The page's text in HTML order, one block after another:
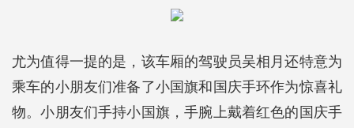
尤为值得一提的是，该车厢的驾驶员吴相月还特意为
乘车的小朋友们准备了小国旗和国庆手环作为惊喜礼
物。小朋友们手持小国旗，手腕上戴着红色的国庆手